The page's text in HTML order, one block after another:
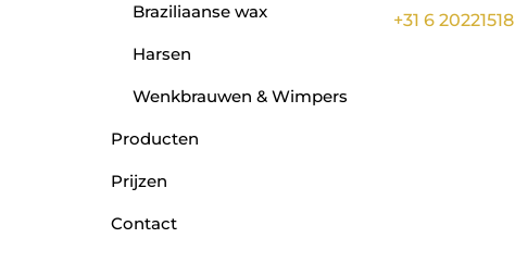
Braziliaanse wax
Harsen
Wenkbrauwen & Wimpers
Producten
Prijzen
Contact
+31 6 20221518